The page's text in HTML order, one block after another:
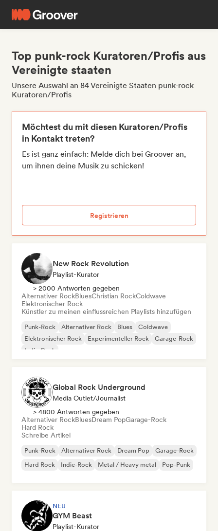
Top punk-rock Kuratoren/Profis aus
Vereinigte staaten
Unsere Auswahl an 84 Vereinigte Staaten punk-rock
Kuratoren/Profis
Möchtest du mit diesen Kuratoren/Profis
in Kontakt treten?
Es ist ganz einfach: Melde dich bei Groover an,
um ihnen deine Musik zu schicken!
Registrieren
New Rock Revolution
Playlist-Kurator
> 2000 Antworten gegeben
Alternativer RockBluesChristian RockColdwave
Elektronischer Rock
Künstler zu meinen einflussreichen Playlists hinzufügen
Punk-Rock Alternativer Rock Blues
Coldwave
Elektronischer Rock
Experimenteller Rock
Garage-Rock
Indie-Rock
Global Rock Underground
Media Outlet/Journalist
> 4800 Antworten gegeben
Alternativer RockBluesDream PopGarage-Rock
Hard Rock
Schreibe Artikel
Punk-Rock Alternativer Rock Dream Pop
Garage-Rock
Hard Rock
Indie-Rock Metal / Heavy metal Pop-Punk
NEU
GYM Beast
Playlist-Kurator